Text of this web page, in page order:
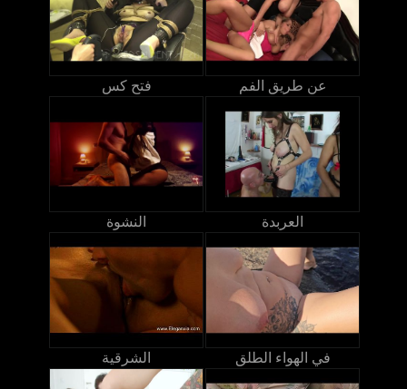
فتح كس عن طريق الفم
النشوة العربدة
الشرقية في الهواء الطلق